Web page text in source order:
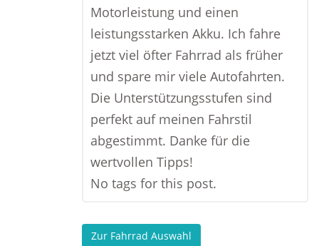
Motorleistung und einen
leistungsstarken Akku. Ich fahre
jetzt viel öfter Fahrrad als früher
und spare mir viele Autofahrten.
Die Unterstützungsstufen sind
perfekt auf meinen Fahrstil
abgestimmt. Danke für die
wertvollen Tipps!
No tags for this post.
Zur Fahrrad Auswahl